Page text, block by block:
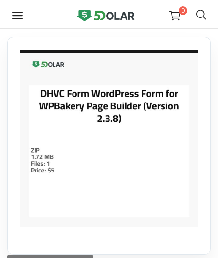
0
HEMEN
SATIŞ
Yazılım
Dijital Kitaplar